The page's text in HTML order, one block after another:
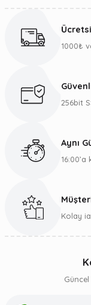
1000₺
256bit
Aynı
Kolay
Güncel